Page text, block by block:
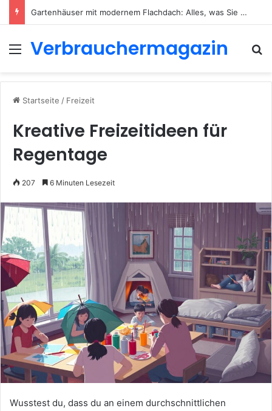
Gartenhäuser mit modernem Flachdach: Alles, was Sie 2026 wissen müssen
Menü
Verbrauchermagazin
Startseite / Freizeit
Kreative Freizeitideen für
Regentage
207 6 Minuten Lesezeit
Wusstest du, dass du an einem durchschnittlichen